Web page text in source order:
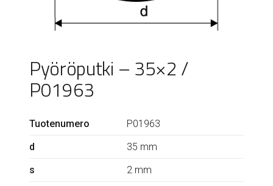
Pyöröputki – 35×2 /
P01963
Tuotenumero
P01963
d
35 mm
s
2 mm